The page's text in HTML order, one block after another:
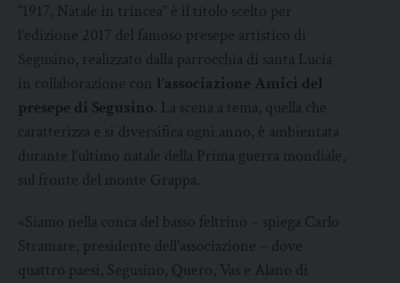
“1917, Natale in trincea” è il titolo scelto per
l’edizione 2017 del famoso presepe artistico di
Segusino, realizzato dalla parrocchia di santa Lucia
in collaborazione con l’associazione Amici del
presepe di Segusino . La scena a tema, quella che
caratterizza e si diversifica ogni anno, è ambientata
durante l’ultimo natale della Prima guerra mondiale,
sul fronte del monte Grappa.
«Siamo nella conca del basso feltrino – spiega Carlo
Stramare, presidente dell’associazione – dove
quattro paesi, Segusino, Quero, Vas e Alano di